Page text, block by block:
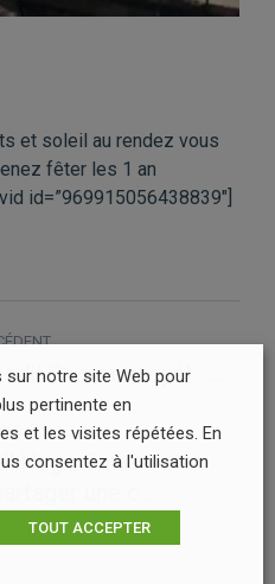
et soleil au rendez vous
fêter les 1 an
id=”969915056438839″]
Article
précédent
:
Ça va envoyé! ……
Article
Hugo Guias vous
une c…
notre site Web pour
pertinente en
et les visites répétées. En
consentez à l'utilisation
TOUT ACCEPTER